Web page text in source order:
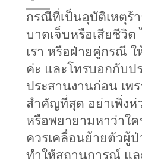
กรณีที่เป็นอุบัติเหตุร้
บาดเจ็บหรือเสียชีวิต
เรา หรือฝ่ายคู่กรณี ใ
ค่ะ และโทรบอกกับป
ประสานงานก่อน เพ
สำคัญที่สุด อย่าเพิ่งห่
หรือพยายามหาว่าใ
ควรเคลื่อนย้ายตัวผู้ป่
ทำให้สถานการณ์ แล